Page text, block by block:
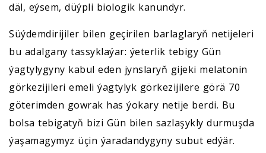
däl, eýsem, düýpli biologik kanundyr.
Süýdemdirijiler bilen geçirilen barlaglaryň netijeleri
bu adalgany tassyklaýar: ýeterlik tebigy Gün
ýagtylygyny kabul eden jynslaryň gijeki melatonin
görkezijileri emeli ýagtylyk görkezijilere görä 70
göterimden gowrak has ýokary netije berdi. Bu
bolsa tebigatyň bizi Gün bilen sazlaşykly durmuşda
ýaşamagymyz üçin ýaradandygyny subut edýär.